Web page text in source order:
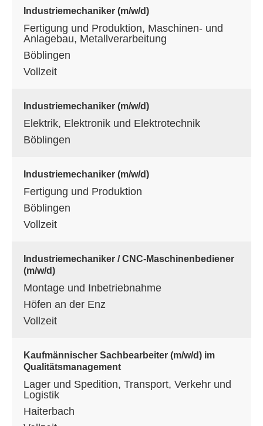
Kaufmännischer Sachbearbeiter (m/w/d) im
Qualitätsmanagement
Lager und Spedition, Transport, Verkehr und
Logistik
Haiterbach
Industriemechaniker / CNC-Maschinenbediener
(m/w/d)
Montage und Inbetriebnahme
Höfen an der Enz
Vollzeit
Industriemechaniker (m/w/d)
Fertigung und Produktion, Maschinen- und
Anlagebau, Metallverarbeitung
Böblingen
Vollzeit
Industriemechaniker (m/w/d)
Elektrik, Elektronik und Elektrotechnik
Böblingen
Industriemechaniker (m/w/d)
Fertigung und Produktion
Böblingen
Vollzeit